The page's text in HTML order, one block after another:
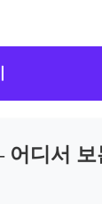
디서 보